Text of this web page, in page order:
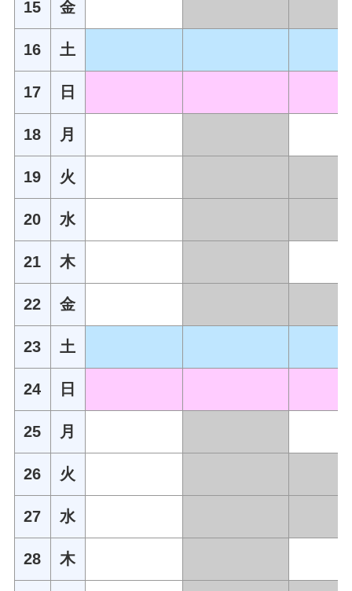
15 金
16 土
17 日
18 月
19 火
20 水
21 木
22 金
23 土
24 日
25 月
26 火
27 水
28 木